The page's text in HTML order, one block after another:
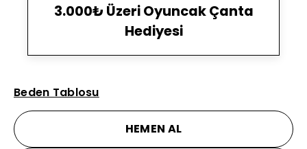
3.000₺ Üzeri Oyuncak Çanta
Hediyesi
Beden Tablosu
HEMEN AL